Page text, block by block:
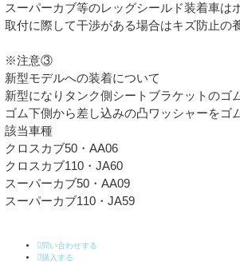
スーパーカブ等のレッグシールド装着車は
取付に際して干渉がある場合はキズ防止の
※注意③
新型モデルへの装着について
新型になりタンク側シートブラケットのゴ
ゴム下側から差し込みの凸ワッシャーをゴ
該当車種
クロスカブ50・AA06
クロスカブ110・JA60
スーパーカブ50・AA09
スーパーカブ110・JA59
問い合わせする
購入する